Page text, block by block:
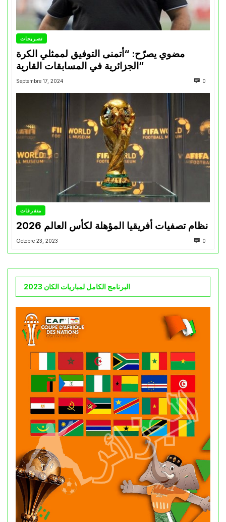
تصريحات
مضوي يصرّح: “أتمنى التوفيق لممثلي الكرة
الجزائرية في المسابقات القارية”
Septembre 17, 2024 0
متفرقات
نظام تصفيات أفريقيا المؤهلة لكأس العالم 2026
Octobre 23, 2023 0
البرنامج الكامل لمباريات الكان 2023